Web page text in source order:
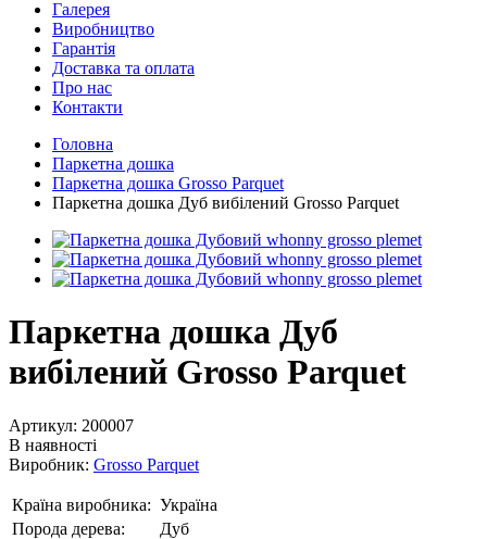
Галерея
Виробництво
Гарантія
Доставка та оплата
Про нас
Контакти
Головна
Паркетна дошка
Паркетна дошка Grosso Parquet
Паркетна дошка Дуб вибілений Grosso Parquet
Паркетна дошка Дуб
вибілений Grosso Parquet
Артикул: 200007
В наявності
Виробник: Grosso Parquet
Країна виробника: Україна
Порода дерева:
Дуб